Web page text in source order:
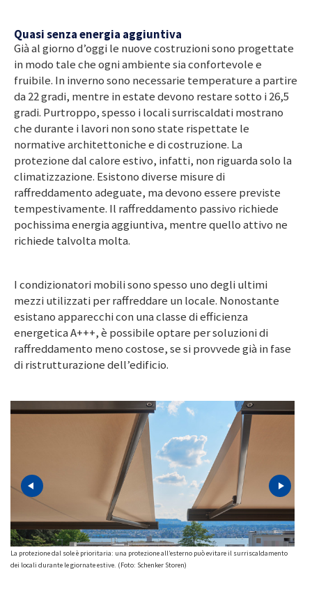
Quasi senza energia aggiuntiva
Già al giorno d’oggi le nuove costruzioni sono progettate
in modo tale che ogni ambiente sia confortevole e
fruibile. In inverno sono necessarie temperature a partire
da 22 gradi, mentre in estate devono restare sotto i 26,5
gradi. Purtroppo, spesso i locali surriscaldati mostrano
che durante i lavori non sono state rispettate le
normative architettoniche e di costruzione. La
protezione dal calore estivo, infatti, non riguarda solo la
climatizzazione. Esistono diverse misure di
raffreddamento adeguate, ma devono essere previste
tempestivamente. Il raffreddamento passivo richiede
pochissima energia aggiuntiva, mentre quello attivo ne
richiede talvolta molta.
I condizionatori mobili sono spesso uno degli ultimi
mezzi utilizzati per raffreddare un locale. Nonostante
esistano apparecchi con una classe di efficienza
energetica A+++, è possibile optare per soluzioni di
raffreddamento meno costose, se si provvede già in fase
di ristrutturazione dell’edificio.
La protezione dal sole è prioritaria: una protezione all’esterno può evitare il surriscaldamento
dei locali durante le giornate estive. (Foto: Schenker Storen)